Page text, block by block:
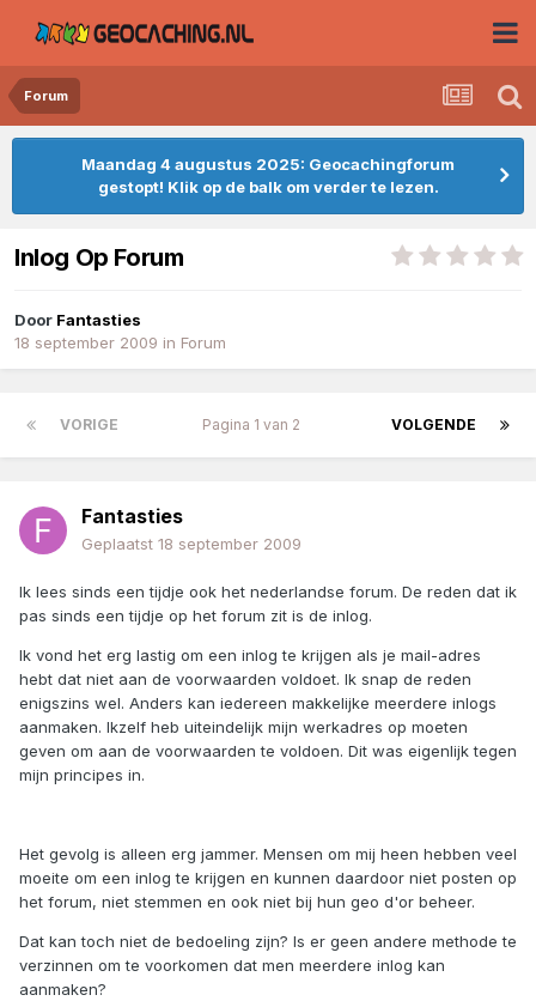
Forum
Maandag 4 augustus 2025: Geocachingforum
gestopt! Klik op de balk om verder te lezen.
Inlog Op Forum
Door Fantasties
18 september 2009 in Forum
VORIGE VOLGENDE
Pagina 1 van 2
Fantasties
Geplaatst 18 september 2009
Ik lees sinds een tijdje ook het nederlandse forum. De reden dat ik
pas sinds een tijdje op het forum zit is de inlog.
Ik vond het erg lastig om een inlog te krijgen als je mail-adres
hebt dat niet aan de voorwaarden voldoet. Ik snap de reden
enigszins wel. Anders kan iedereen makkelijke meerdere inlogs
aanmaken. Ikzelf heb uiteindelijk mijn werkadres op moeten
geven om aan de voorwaarden te voldoen. Dit was eigenlijk tegen
mijn principes in.
Het gevolg is alleen erg jammer. Mensen om mij heen hebben veel
moeite om een inlog te krijgen en kunnen daardoor niet posten op
het forum, niet stemmen en ook niet bij hun geo d'or beheer.
Dat kan toch niet de bedoeling zijn? Is er geen andere methode te
verzinnen om te voorkomen dat men meerdere inlog kan
aanmaken?